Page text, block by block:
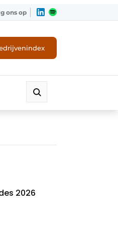
ons op
2026